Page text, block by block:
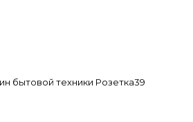
бытовой техники Розетка39